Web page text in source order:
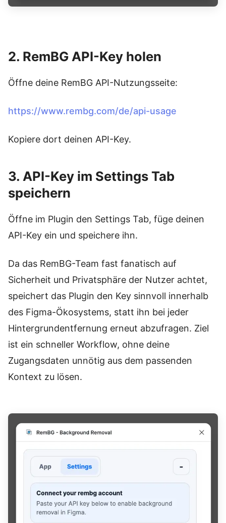
2. RemBG API-Key holen
Öffne deine RemBG API-Nutzungsseite:
https://www.rembg.com/de/api-usage
Kopiere dort deinen API-Key.
3. API-Key im Settings Tab
speichern
Öffne im Plugin den Settings Tab, füge deinen
API-Key ein und speichere ihn.
Da das RemBG-Team fast fanatisch auf
Sicherheit und Privatsphäre der Nutzer achtet,
speichert das Plugin den Key sinnvoll innerhalb
des Figma-Ökosystems, statt ihn bei jeder
Hintergrundentfernung erneut abzufragen. Ziel
ist ein schneller Workflow, ohne deine
Zugangsdaten unnötig aus dem passenden
Kontext zu lösen.